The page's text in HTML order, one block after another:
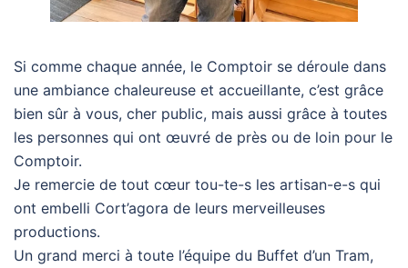
Si comme chaque année, le Comptoir se déroule dans
une ambiance chaleureuse et accueillante, c’est grâce
bien sûr à vous, cher public, mais aussi grâce à toutes
les personnes qui ont œuvré de près ou de loin pour le
Comptoir.
Je remercie de tout cœur tou-te-s les artisan-e-s qui
ont embelli Cort’agora de leurs merveilleuses
productions.
Un grand merci à toute l’équipe du Buffet d’un Tram,